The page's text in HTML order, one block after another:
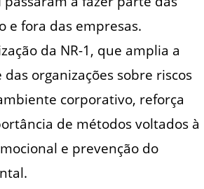
e fora das empresas.
da NR-1, que amplia a
organizações sobre riscos
corporativo, reforça
de métodos voltados à
e prevenção do